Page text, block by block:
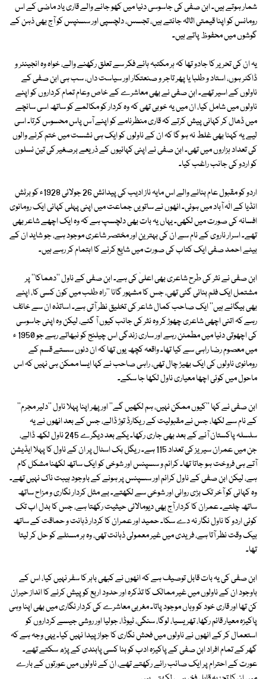
شمار ہوتے ہیں۔ ابن صفی کی جاسوسی دنیا میں کھو جانے والے قاری یاد ماضی کے اس
رومانس کو اپنا قیمتی اثاثہ جانتے ہیں، تجسس، دلچسپی اور سسنپس کو آج بھی ذہن کے
گوشوں میں محفوظ پاتے ہیں۔
یہ ان کی تحریر کا جادو تھا کہ ہر مکتبہ ہائے فکر سے تعلق رکھنے والے، خواہ وہ انجینئر و
ڈاکٹر ہوں، استاد و طلبا یا پھر تاجر و صنعتکار اور سیاست داں، سب ہی ابن صفی کے
ناولوں کے اسیر تھے۔ ابن صفی نے بھی معاشرے کے خاص وعام تمام کرداروں کو اپنے
ناولوں میں شامل کیا، ان میں یہ خوبی تھی کہ وہ کردار کو مکالمے کو ساتھ اسی سانچے
میں ڈھال کر کہانی پیش کرتے کہ قاری منظرنامے کو اپنے آس پاس محسوس کرتا۔ اسی
لیے یہ کہنا بھی غلط نہ ہو گا کہ ان کے ناولوں کو ایک ہی نشست میں ختم کرنے والوں
کی تعداد ہزاروں میں تھی۔ ابن صفی نے اپنی کہانیوں کے ذریعے برصغیر کی تین نسلوں
کو اردو کی جانب راغب کیا۔
اردو کو مقبول عام بنانے والے اس مایہ ناز ادیب کی پیدائش 26 جولائی 1928ء کو برٹش
انڈیا کے الٰہ آباد میں ہوئی۔ انھوں نے ساتویں جماعت میں اپنی پہلی کہانی ایک رومانوی
افسانہ کی صورت میں لکھی۔ یہاں یہ بات بھی دلچسپ ہے کہ وہ ایک اچھے شاعر بھی
تھے۔ اسرار ناروی کے نام سے ان کی بہترین اور مختصر شاعری موجود ہے، جو شاید ان کے
بیٹے احمد صفی ایک کتاب کی صورت میں شایع کرنے کا اہتمام کر رہے ہیں۔
ابن صفی نے نثر کی طرح شاعری بھی اعلیٰ کی ہے۔ ابن صفی کے ناول ''دھماکا'' پر
مشتمل ایک فلم بنائی گئی تھی، جس کا مشہور گانا ''راہ طلب میں کون کسی کا، اپنے
بھی بیگانے ہیں'' ایک صاحب کمال شاعر کی تخلیق نظر آتی ہے۔ اساتذہ ان سے خائف
رہے کہ اتنی اچھی شاعری چھوڑ کر وہ نثر کی جانب کیوں آ گئے، لیکن وہ اپنی جاسوسی
کی اچھوتی دنیا میں مطمئن رہے اور ساری زندگی اس چیلنج کو نبھاتے رہے جو 1950 ء
میں معصوم رضا راہی سے کیا تھا۔ واقعہ کچھ یوں تھا کہ ان دنوں سستے قسم کے
رومانوی ناولوں کی ایک بھیڑ چال تھی، راہی صاحب نے کہا ایسا ممکن ہی نہیں کہ اس
ماحول میں کوئی اچھا معیاری ناول لکھا جا سکے۔
ابن صفی نے کہا ''کیوں ممکن نہیں، ہم لکھیں گے'' اور پھر اپنا پہلا ناول ''دلیر مجرم''
کے نام سے لکھا، جس نے مقبولیت کے ریکارڈ توڑ ڈالے، جس کے بعد انھوں نے یہ
سلسلہ پاکستان آنے کے بعد بھی جاری رکھا۔ یکے بعد دیگرے 245 ناول لکھ ڈالے،
جن میں عمران سیریز کی تعداد 115 ہے۔ ریگل بک اسٹال پر ان کے ناول کا پہلا ایڈیشن
آتے ہی فروخت ہو جاتا تھا۔ کرائم و سسپنس اور شوخی کو ایک ساتھ لکھنا مشکل کام
ہے، لیکن ابن صفی کے ناول کرائم اور سسپنس پر ہونے کے باوجود ہیبت ناک نہیں تھے۔
وہ کہانی کو آخر تک بڑی روانی اور شوخی سے لکھتے۔ بے مثل کردار نگاری و مزاح ساتھ
ساتھ چلتے۔ عمران کا کردار آج بھی دیومالائی حیثیت رکھتا ہے، جس کا بدل اب تک
کوئی اردو کا ناول نگار نہ دے سکا۔ حمید اور عمران کا کردار ذہانت و حماقت کے ساتھ
بیک وقت نظر آتا ہے، فریدی میں غیر معمولی ذہانت تھی، وہ ہر مسئلے کو حل کر لیتا
تھا۔
ابن صفی کی یہ بات قابل توصیف ہے کہ انھوں نے کبھی باہر کا سفر نہیں کیا، اس کے
باوجود ان کے ناولوں میں غیر ممالک کا تذکرہ اور حدود اربع کو پیش کرنے کا انداز حیران
کن تھا اور قاری خود کو وہاں موجود پاتا۔ مغربی معاشرے کی کردار نگاری میں بھی اپنا وہی
پاکیزہ معیار قائم رکھا، تھریسیا، لوگا، سنگی، ٹیوڈا، جولیا اور روشی جیسے کرداروں کو
استعمال کر کے انھوں نے ناولوں میں فحش نگاری کا جواز پیدا نہیں کیا۔ یہی وجہ ہے کہ
گھر کے تمام افراد ابن صفی کے پاکیزہ ادب کو بنا کسی پابندی کے پڑھ سکتے تھے۔
عورت کے احترام پر ایک صائب رائے رکھتے تھے، ان کے ناولوں میں عورتوں کے بارے